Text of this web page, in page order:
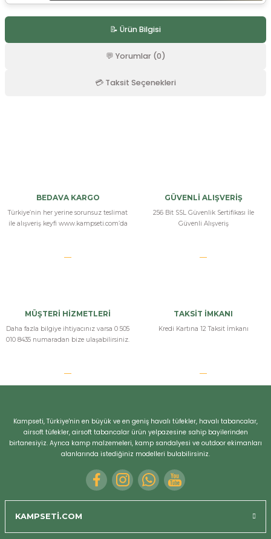
📝 Ürün Bilgisi
💬 Yorumlar (0)
💳 Taksit Seçenekleri
BEDAVA KARGO
Türkiye’nin her yerine sorunsuz teslimat
ile alışveriş keyfi www.kampseti.com’da
GÜVENLİ ALIŞVERİŞ
256 Bit SSL Güvenlik Sertifikası İle
Güvenli Alışveriş
MÜŞTERİ HİZMETLERİ
Daha fazla bilgiye ihtiyacınız varsa 0 505
010 8435 numaradan bize ulaşabilirsiniz.
TAKSİT İMKANI
Kredi Kartına 12 Taksit İmkanı
Kampseti, Türkiye'nin en büyük ve en geniş havalı tüfekler, havalı tabancalar,
airsoft tüfekler, airsoft tabancalar ürün yelpazesine sahip bayilerinden
birtanesiyiz. Ayrıca kamp malzemeleri, kamp sandalyesi ve outdoor ekimanları
alanlarında istediğiniz modelleri bulabilirsiniz.
KAMPSETİ.COM